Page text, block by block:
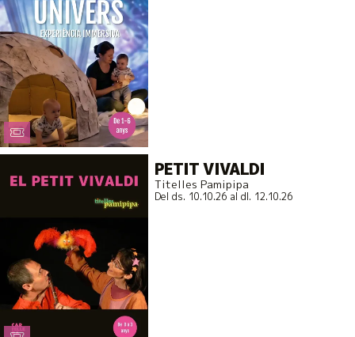
PETIT VIVALDI
Titelles Pamipipa
Del ds. 10.10.26al dl. 12.10.26